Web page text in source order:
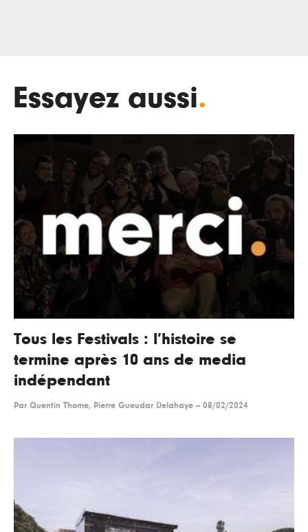
Essayez aussi.
Tous les Festivals : l’histoire se
termine après 10 ans de media
indépendant
Par Quentin Thome, Pierre Gueudar Delahaye -- 08/02/2024